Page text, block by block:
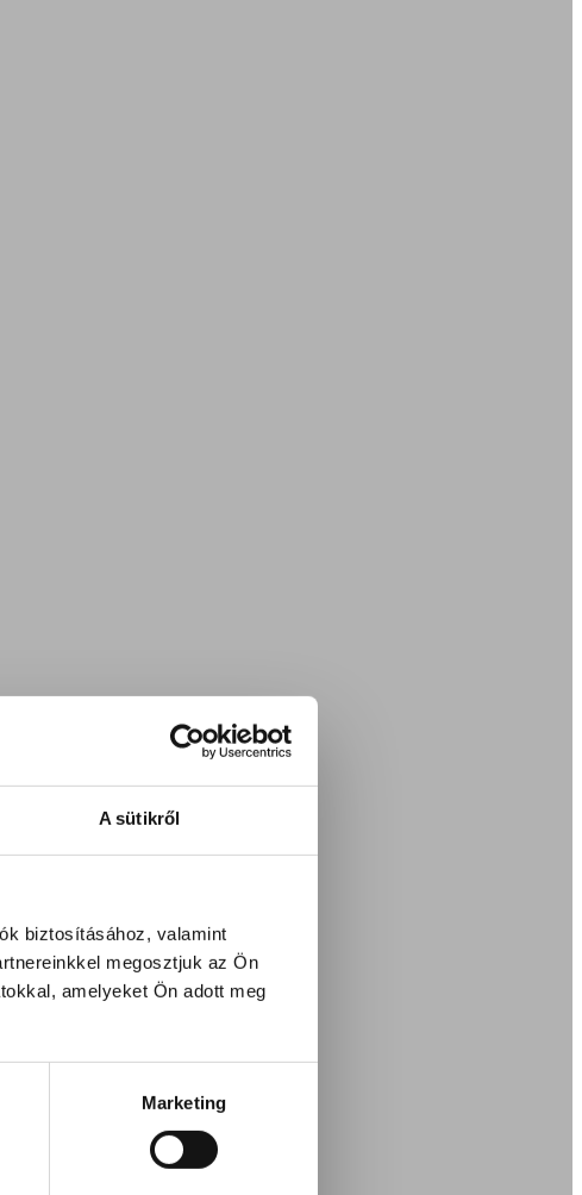
A sütikről
biztosításához, valamint
megosztjuk az Ön
amelyeket Ön adott meg
Marketing